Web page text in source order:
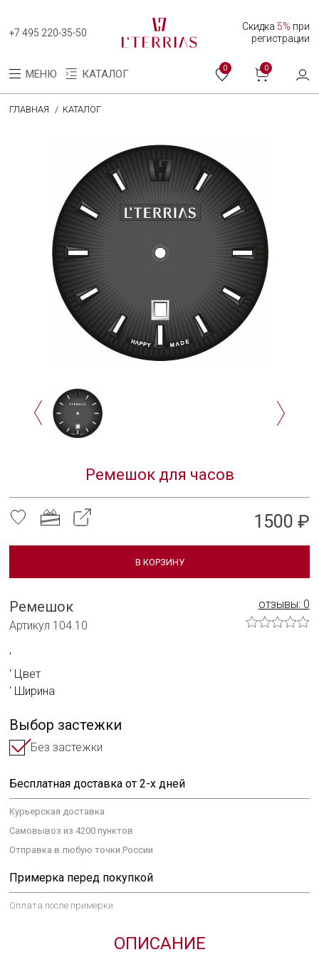
ВХОД
С помощью аккаунта L'TERRIAS
+7 495 220-35-50
Скидка 5% при
регистрации
МЕНЮ КАТАЛОГ 0 0
Коллекция женских часов
Коллекция мужских часов
Программа лояльности
Оплата и доставка
Оплата долями
Сотрудничать с нами
Система смены ремешка
Уход за часами
Гарантийные обязательства
Задай нам вопрос
Твой вопрос
Хочешь получить это изделие в
подарок?
Мы намекнем о чем ты мечтаешь
ОТЗЫВ О ТОВАРЕ
Твой комментарий
Оценка
ВЫБРАТЬ ЗАСТЕЖКУ
ГЛАВНАЯ КАТАЛОГ
Ремешок для часов
1500 ₽
В КОРЗИНУ
Ремешок
Артикул 104.10
отзывы: 0
Цвет
Ширина
Выбор застежки
Без застежки
Бесплатная доставка от 2-х дней
Курьерская доставка
Самовывоз из 4200 пунктов
Отправка в любую точки России
Примерка перед покупкой
Оплата после примерки
ОПИСАНИЕ